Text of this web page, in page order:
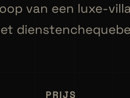
van een luxe-
PRIJS